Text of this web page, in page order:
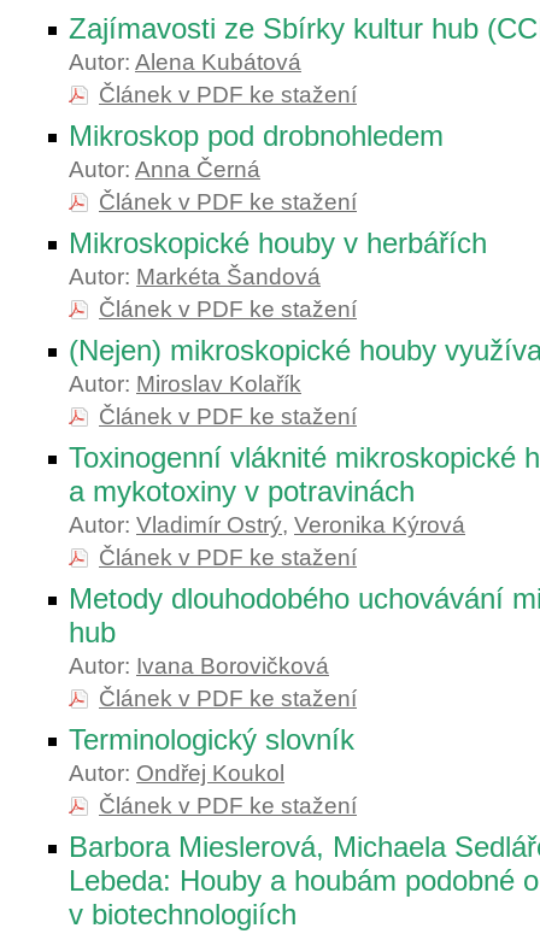
Zajímavosti ze Sbírky kultur hub
Autor: Alena Kubátová
Článek v PDF ke stažení
Mikroskop pod drobnohledem
Autor: Anna Černá
Článek v PDF ke stažení
Mikroskopické houby v herbářích
Autor: Markéta Šandová
Článek v PDF ke stažení
(Nejen) mikroskopické houby
Autor: Miroslav Kolařík
Článek v PDF ke stažení
Toxinogenní vláknité mikroskopické
a mykotoxiny v potravinách
Autor: Vladimír Ostrý, Veronika Kýrová
Článek v PDF ke stažení
Metody dlouhodobého uchovávání
hub
Autor: Ivana Borovičková
Článek v PDF ke stažení
Terminologický slovník
Autor: Ondřej Koukol
Článek v PDF ke stažení
Barbora Mieslerová, Michaela
Lebeda: Houby a houbám podobné
v biotechnologiích